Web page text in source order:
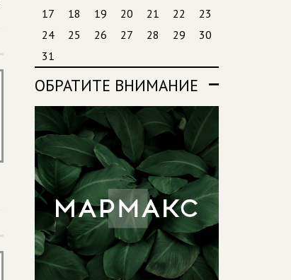
17
18 19 20 21 22
23
24
25 26 27 28 29
30
31
ОБРАТИТЕ ВНИМАНИЕ